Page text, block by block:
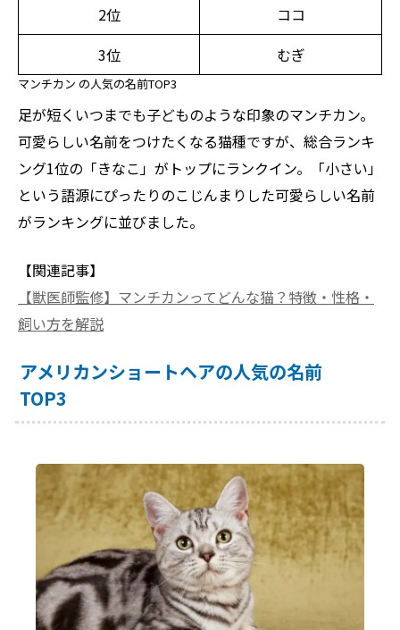
2位
ココ
3位
むぎ
マンチカン の人気の名前TOP3
足が短くいつまでも子どものような印象のマンチカン。
可愛らしい名前をつけたくなる猫種ですが、総合ランキ
ング1位の「きなこ」がトップにランクイン。「小さい」
という語源にぴったりのこじんまりした可愛らしい名前
がランキングに並びました。
【関連記事】
【獣医師監修】マンチカンってどんな猫？特徴・性格・
飼い方を解説
アメリカンショートヘアの人気の名前
TOP3